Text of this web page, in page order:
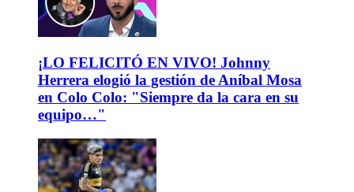
¡LO FELICITÓ EN VIVO! Johnny
Herrera elogió la gestión de Aníbal Mosa
en Colo Colo: "Siempre da la cara en su
equipo…"